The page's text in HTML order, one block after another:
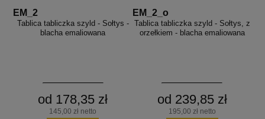
EM_2
Tablica tabliczka szyld - Sołtys -
blacha emaliowana
od 178,35 zł
145,00 zł netto
EM_2_o
Tablica tabliczka szyld - Sołtys, z
orzełkiem - blacha emaliowana
od 239,85 zł
195,00 zł netto